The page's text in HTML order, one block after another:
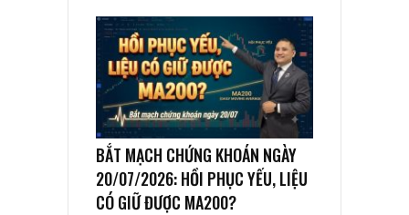
BẮT MẠCH CHỨNG KHOÁN NGÀY
20/07/2026: HỒI PHỤC YẾU, LIỆU
CÓ GIỮ ĐƯỢC MA200?